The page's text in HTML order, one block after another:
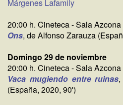
Márgenes Lafamily
20:00 h. Cineteca - Sala Azcona
Ons, de Alfonso Zarauza
Domingo 29 de noviembre
20:00 h. Cineteca - Sala Azcona
Vaca mugiendo entre ruinas
(España, 2020, 90')